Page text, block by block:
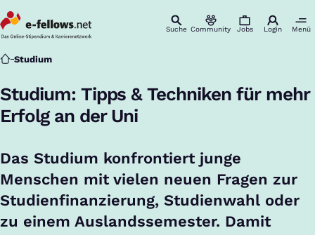
Suche Community Jobs Login Menü
Startseite
Studium
Studium: Tipps & Techniken für mehr
Erfolg an der Uni
Das Studium konfrontiert junge
Menschen mit vielen neuen Fragen zur
Studienfinanzierung, Studienwahl oder
zu einem Auslandssemester. Damit